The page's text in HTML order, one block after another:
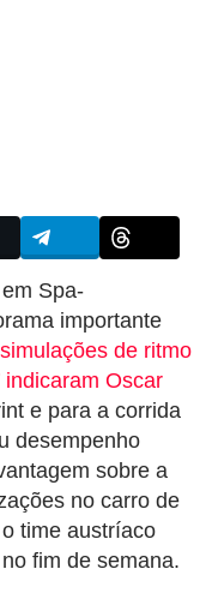
Spa-
importante
simulações de ritmo
indicaram Oscar
e para a corrida
desempenho
sobre a
no carro de
time austríaco
fim de semana.